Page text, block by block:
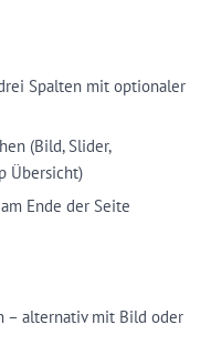
Spalten mit optionaler
(Bild, Slider,
Übersicht)
Ende der Seite
– alternativ mit Bild oder